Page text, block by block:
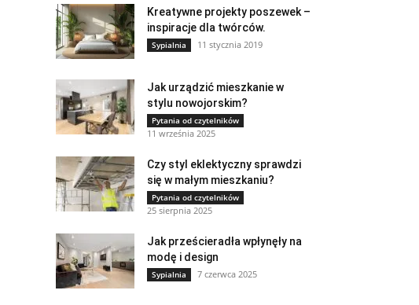
Kreatywne projekty poszewek –
inspiracje dla twórców.
Sypialnia 11 stycznia 2019
Jak urządzić mieszkanie w
stylu nowojorskim?
Pytania od czytelników
11 września 2025
Czy styl eklektyczny sprawdzi
się w małym mieszkaniu?
Pytania od czytelników
25 sierpnia 2025
Jak prześcieradła wpłynęły na
modę i design
Sypialnia 7 czerwca 2025